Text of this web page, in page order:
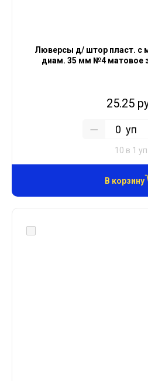
Люверсы д/ штор пласт. с
диам. 35 мм №4 матовое
25.25
уп
10 в 1 уп
В корзину